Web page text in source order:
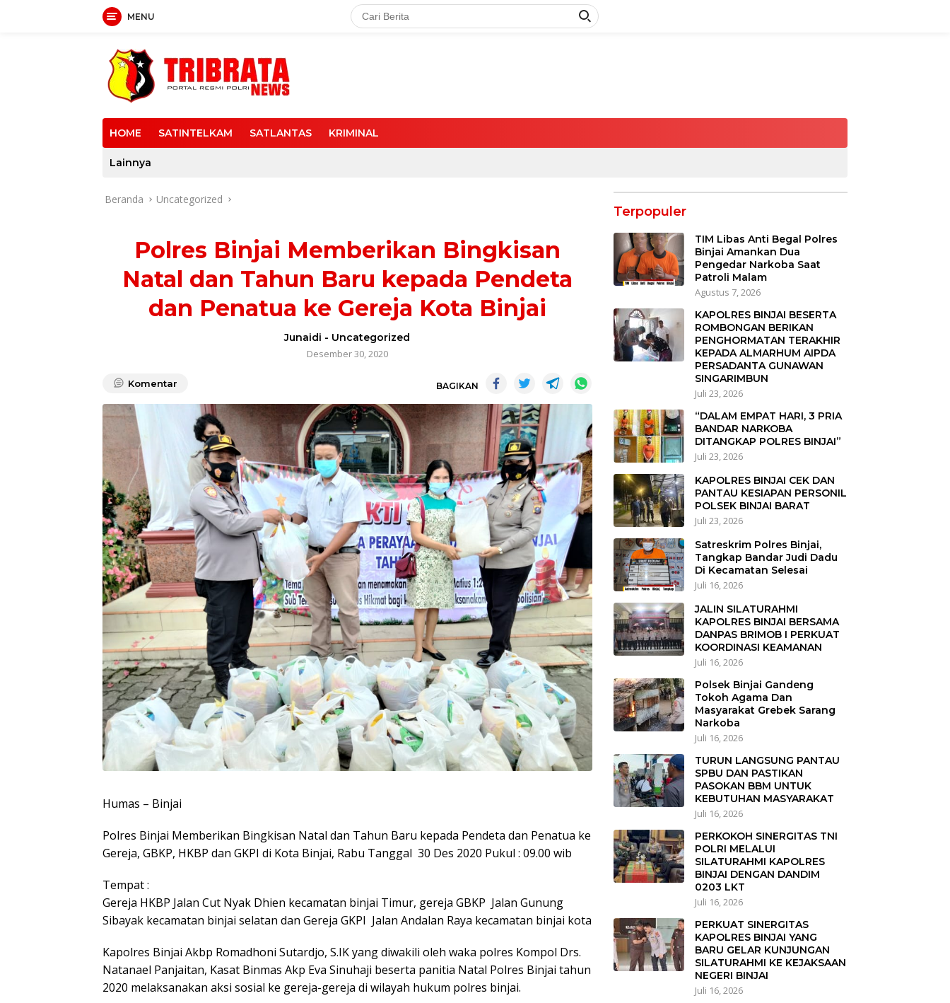
MENU
HOME SATINTELKAM SATLANTAS KRIMINAL
Lainnya
Beranda Uncategorized
Polres Binjai Memberikan Bingkisan
Natal dan Tahun Baru kepada Pendeta
dan Penatua ke Gereja Kota Binjai
Junaidi - Uncategorized
Desember 30, 2020
Komentar BAGIKAN
Humas – Binjai
Polres Binjai Memberikan Bingkisan Natal dan Tahun Baru kepada Pendeta dan Penatua ke
Gereja, GBKP, HKBP dan GKPI di Kota Binjai, Rabu Tanggal 30 Des 2020 Pukul : 09.00 wib
Tempat :
Gereja HKBP Jalan Cut Nyak Dhien kecamatan binjai Timur, gereja GBKP Jalan Gunung
Sibayak kecamatan binjai selatan dan Gereja GKPI Jalan Andalan Raya kecamatan binjai kota
Kapolres Binjai Akbp Romadhoni Sutardjo, S.IK yang diwakili oleh waka polres Kompol Drs.
Natanael Panjaitan, Kasat Binmas Akp Eva Sinuhaji beserta panitia Natal Polres Binjai tahun
2020 melaksanakan aksi sosial ke gereja-gereja di wilayah hukum polres binjai.
Terpopuler
TIM Libas Anti Begal Polres
Binjai Amankan Dua
Pengedar Narkoba Saat
Patroli Malam
Agustus 7, 2026
KAPOLRES BINJAI BESERTA
ROMBONGAN BERIKAN
PENGHORMATAN TERAKHIR
KEPADA ALMARHUM AIPDA
PERSADANTA GUNAWAN
SINGARIMBUN
Juli 23, 2026
“DALAM EMPAT HARI, 3 PRIA
BANDAR NARKOBA
DITANGKAP POLRES BINJAI”
Juli 23, 2026
KAPOLRES BINJAI CEK DAN
PANTAU KESIAPAN PERSONIL
POLSEK BINJAI BARAT
Juli 23, 2026
Satreskrim Polres Binjai,
Tangkap Bandar Judi Dadu
Di Kecamatan Selesai
Juli 16, 2026
JALIN SILATURAHMI
KAPOLRES BINJAI BERSAMA
DANPAS BRIMOB I PERKUAT
KOORDINASI KEAMANAN
Juli 16, 2026
Polsek Binjai Gandeng
Tokoh Agama Dan
Masyarakat Grebek Sarang
Narkoba
Juli 16, 2026
TURUN LANGSUNG PANTAU
SPBU DAN PASTIKAN
PASOKAN BBM UNTUK
KEBUTUHAN MASYARAKAT
Juli 16, 2026
PERKOKOH SINERGITAS TNI
POLRI MELALUI
SILATURAHMI KAPOLRES
BINJAI DENGAN DANDIM
0203 LKT
Juli 16, 2026
PERKUAT SINERGITAS
KAPOLRES BINJAI YANG
BARU GELAR KUNJUNGAN
SILATURAHMI KE KEJAKSAAN
NEGERI BINJAI
Juli 16, 2026